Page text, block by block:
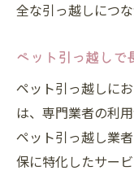
全な引っ越しにつ
ペット引っ越しで
ペット引っ越しに
は、専門業者の利
ペット引っ越し業
保に特化したサー